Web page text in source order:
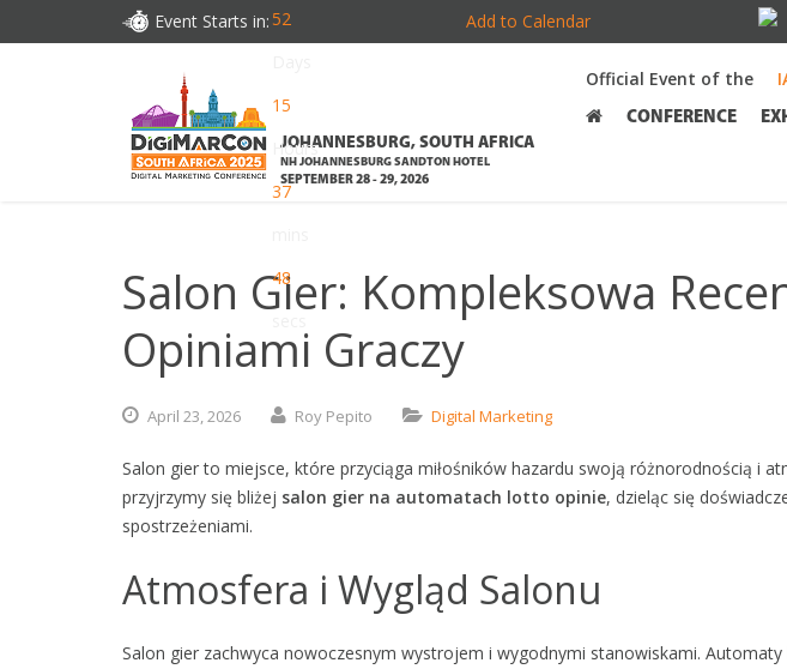
Event Starts in: 52
15
Hours
37
47
Add to Calendar
JOHANNESBURG, SOUTH AFRICA
NH JOHANNESBURG SANDTON HOTEL
SEPTEMBER 28 - 29, 2026
Official Event of the
CONFERENCE
Salon Gier: Kompleksowa
Opiniami Graczy
April 23,2026 Roy Pepito Digital Marketing
Salon gier to miejsce, które przyciąga miłośników hazardu swoją różnorodnością i
przyjrzymy się bliżej salon gier na automatach lotto opinie, dzieląc się
spostrzeżeniami.
Atmosfera i Wygląd Salonu
Salon gier zachwyca nowoczesnym wystrojem i wygodnymi stanowiskami.